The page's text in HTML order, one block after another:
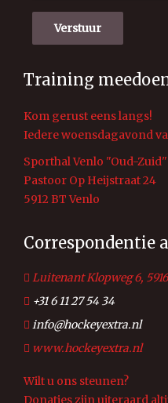
Verstuur
Training
Kom gerust eens langs!
Iedere woensdagavond
Sporthal Venlo "Oud-Zuid"
Pastoor Op Heijstraat 24
5912 BT Venlo
Correspondentie
Luitenant Klopweg 6,
+31 6 11 27 54 34
info@hockeyextra.nl
www.hockeyextra.nl
Wilt u ons steunen?
Donaties zijn uiteraard